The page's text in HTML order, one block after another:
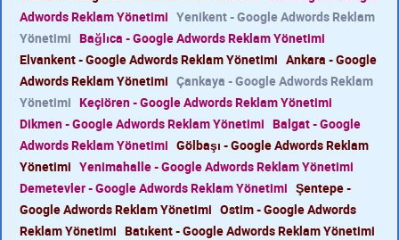
Adwords Reklam Yönetimi Yenikent - Google Adwords Reklam
Yönetimi Bağlıca - Google Adwords Reklam Yönetimi
Elvankent - Google Adwords Reklam Yönetimi Ankara - Google
Adwords Reklam Yönetimi Çankaya - Google Adwords Reklam
Yönetimi Keçiören - Google Adwords Reklam Yönetimi
Dikmen - Google Adwords Reklam Yönetimi Balgat - Google
Adwords Reklam Yönetimi Gölbaşı - Google Adwords Reklam
Yönetimi Yenimahalle - Google Adwords Reklam Yönetimi
Demetevler - Google Adwords Reklam Yönetimi Şentepe -
Google Adwords Reklam Yönetimi Ostim - Google Adwords
Reklam Yönetimi Batıkent - Google Adwords Reklam Yönetimi